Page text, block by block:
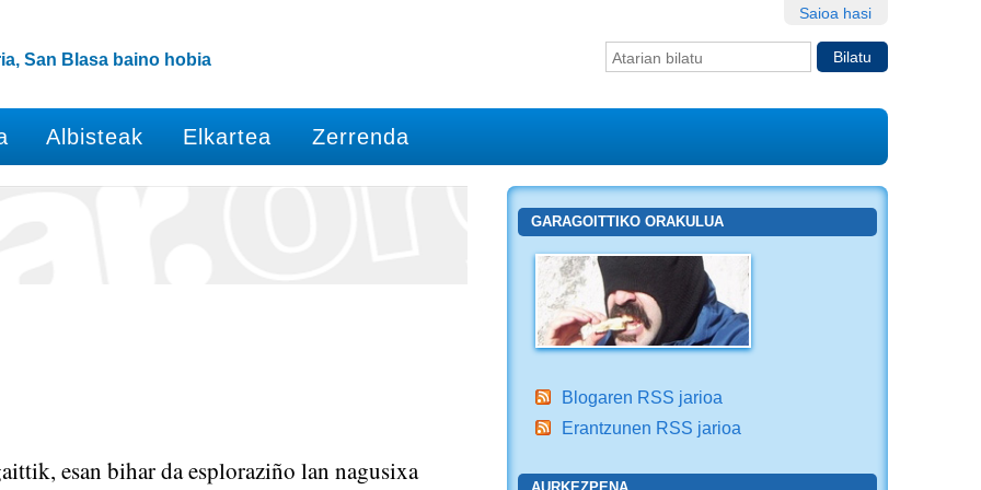
Saioa hasi
Bilatu atarian
San Blasa baino hobia
Albisteak Elkartea Zerrenda
esan bihar da esploraziño lan nagusixa
GARAGOITTIKO ORAKULUA
Blogaren RSS jarioa
Erantzunen RSS jarioa